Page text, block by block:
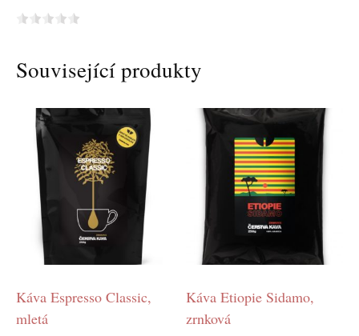
Související produkty
Káva Espresso Classic,
mletá
Káva Etiopie Sidamo,
zrnková